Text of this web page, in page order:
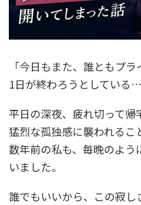
「今日もまた、誰ともプ
1日が終わろうとしている
平日の深夜、疲れ切って帰
猛烈な孤独感に襲われるこ
数年前の私も、毎晩のよう
いました。
誰でもいいから、この寂